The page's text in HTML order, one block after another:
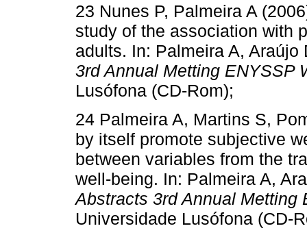
23 Nunes P, Palmeira A
study of the association with
adults. In: Palmeira A,
3rd Annual Metting ENYSSP
Lusófona (CD-Rom);
24 Palmeira A, Martins S,
by itself promote subjective
between variables from the
well-being. In: Palmeira A,
Abstracts 3rd Annual Metting
Universidade Lusófona (CD-